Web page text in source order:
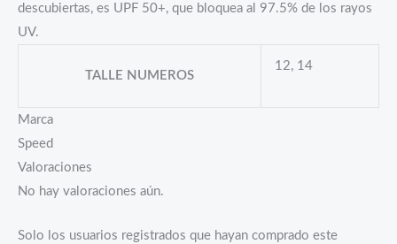
descubiertas, es UPF 50+, que bloquea al 97.5% de los rayos
UV.
TALLE NUMEROS
12, 14
Marca
Speed
Valoraciones
No hay valoraciones aún.
Solo los usuarios registrados que hayan comprado este